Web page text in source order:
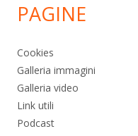
PAGINE
Cookies
Galleria immagini
Galleria video
Link utili
Podcast